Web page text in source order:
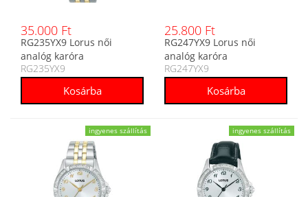
35.000 Ft
RG235YX9 Lorus női
analóg karóra
RG235YX9
25.800 Ft
RG247YX9 Lorus női
analóg karóra
RG247YX9
ingyenes szállítás ingyenes szállítás